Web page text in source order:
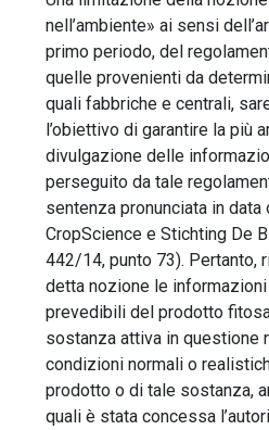
nell’ambiente» ai sensi
primo periodo, del
quelle provenienti da
quali fabbriche e centrali,
l’obiettivo di garantire la più
divulgazione delle
perseguito da tale
sentenza pronunciata in data
CropScience e Stichting De
442/14, punto 73). Pertanto,
detta nozione le
prevedibili del prodotto
sostanza attiva in questione
condizioni normali o
prodotto o di tale sostanza,
quali è stata concessa